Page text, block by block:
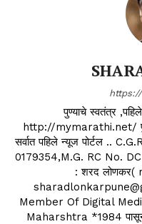
पुण्याचे स्वतंत्र
http://mymarathi.net/ पुणे
सर्वात पहिले न्यूज पोर्टल ..
0179354,M.G. RC No.
: शरद
Member Of Digital
Maharshtra *1984 पासून